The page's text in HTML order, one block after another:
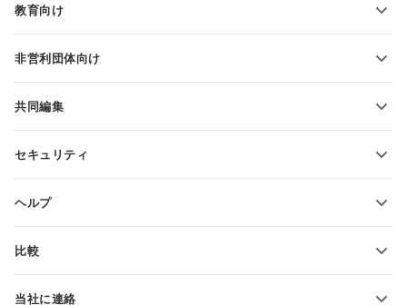
PDFの変換
教育向け
教育関係者向け
非営利団体向け
無料アカウントをリクエスト
共同編集
翻訳者向け
セキュリティ
ヘルプ
ヘルプ・センター
比較
当社に連絡